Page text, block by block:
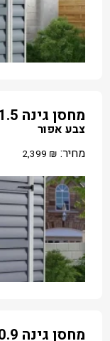
מחסן גינה Skylight 1.9X1.5
צבע אפור
מחיר:
2,399 ₪
מחסן גינה Skylight 1.9X0.9